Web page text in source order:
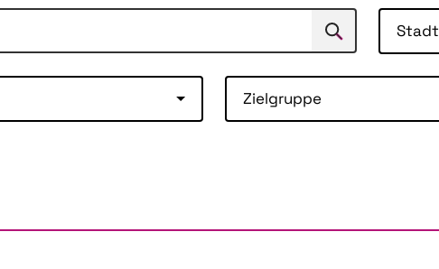
Suchen Stadt
Zielgruppe